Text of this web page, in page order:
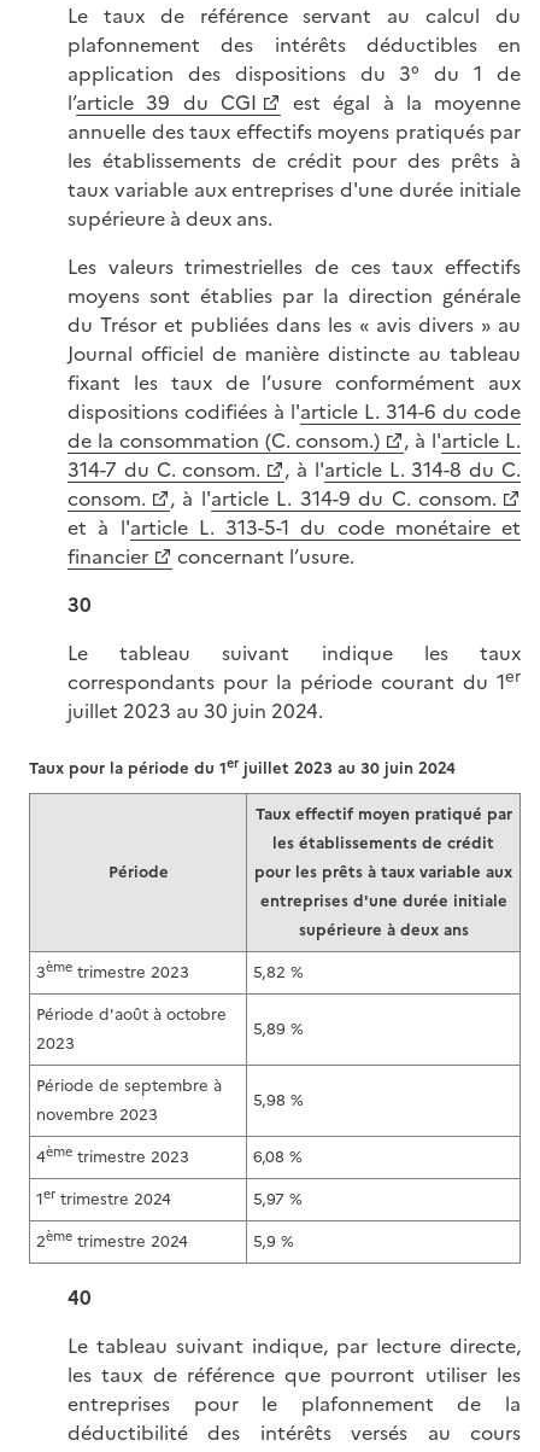
Le taux de référence servant au calcul du
plafonnement des intérêts déductibles en
application des dispositions du 3° du 1 de
l’article 39 du CGI
est égal à la moyenne
annuelle des taux effectifs moyens pratiqués par
les établissements de crédit pour des prêts à
taux variable aux entreprises d'une durée initiale
supérieure à deux ans.
Les valeurs trimestrielles de ces taux effectifs
moyens sont établies par la direction générale
du Trésor et publiées dans les « avis divers » au
Journal officiel de manière distincte au tableau
fixant les taux de l’usure conformément aux
dispositions codifiées à l'article L. 314-6 du code
de la consommation (C. consom.)
, à l'article L.
314-7 du C. consom.
, à l'article L. 314-8 du C.
consom.
, à l'article L. 314-9 du C. consom.
et à l'article L. 313-5-1 du code monétaire et
financier
concernant l’usure.
30
Le tableau suivant indique les taux
correspondants pour la période courant du 1er
juillet 2023 au 30 juin 2024.
Taux pour la période du 1er juillet 2023 au 30 juin 2024
Période
Taux effectif moyen pratiqué par
les établissements de crédit
pour les prêts à taux variable aux
entreprises d'une durée initiale
supérieure à deux ans
3ème trimestre 2023
5,82 %
Période d'août à octobre
2023
5,89 %
Période de septembre à
novembre 2023
5,98 %
4ème trimestre 2023
6,08 %
1er trimestre 2024
5,97 %
2ème trimestre 2024 5,9 %
40
Le tableau suivant indique, par lecture directe,
les taux de référence que pourront utiliser les
entreprises pour le plafonnement de la
déductibilité des intérêts versés au cours